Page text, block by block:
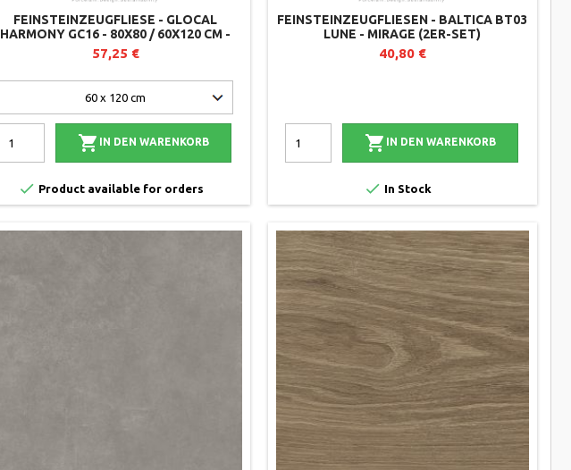
FEINSTEINZEUGFLIESE - GLOCAL
HARMONY GC16 - 80X80 / 60X120 CM -
MIRAGE
57,25 €
 IN DEN WARENKORB
 Product available for orders
FEINSTEINZEUGFLIESEN - BALTICA BT03
LUNE - MIRAGE (2ER-SET)
40,80 €
 IN DEN WARENKORB
 In Stock